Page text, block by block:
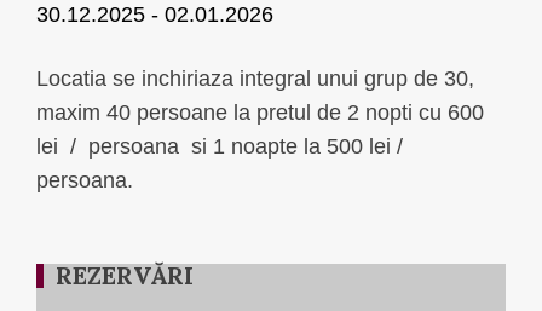
30.12.2025 - 02.01.2026
Locatia se inchiriaza integral unui grup de 30,
maxim 40 persoane la pretul de 2 nopti cu 600
lei / persoana si 1 noapte la 500 lei /
persoana.
REZERVĂRI